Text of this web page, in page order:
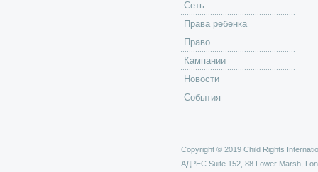
Сеть
Права ребенка
Право
Кампании
Новости
События
Copyright © 2019 Child Rights
АДРЕС Suite 152, 88 Lower Marsh,